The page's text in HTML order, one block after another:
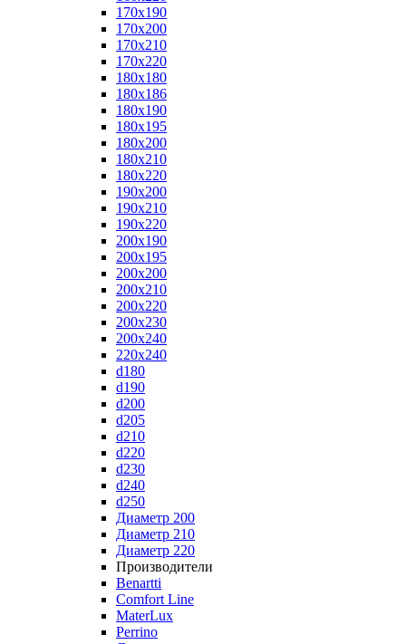
170x190
170x200
170x210
170x220
180x180
180x186
180x190
180x195
180x200
180x210
180x220
190x200
190x210
190x220
200x190
200x195
200x200
200x210
200x220
200x230
200x240
220x240
d180
d190
d200
d205
d210
d220
d230
d240
d250
Диаметр 200
Диаметр 210
Диаметр 220
Производители
Benartti
Comfort Line
MaterLux
Perrino